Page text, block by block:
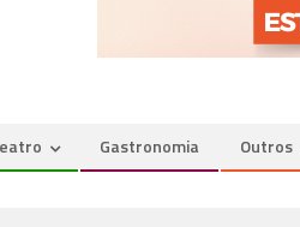
Gastronomia Outros